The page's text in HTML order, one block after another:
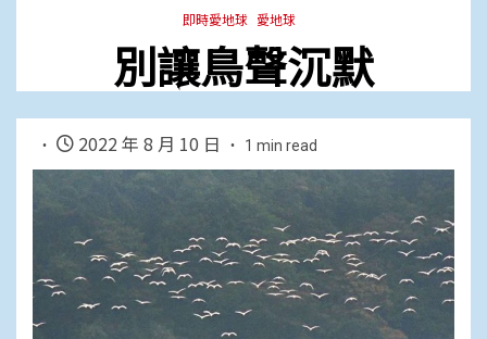
即時愛地球 愛地球
別讓鳥聲沉默
2022 年 8 月 10 日 1 min read